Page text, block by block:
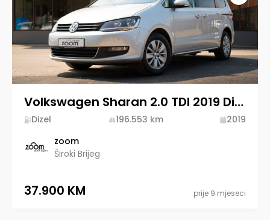
Volkswagen Sharan 2.0 TDI 2019 Diesel
Dizel 196.553 km
2019
zoom
Široki Brijeg
37.900 KM prije 9 mjeseci